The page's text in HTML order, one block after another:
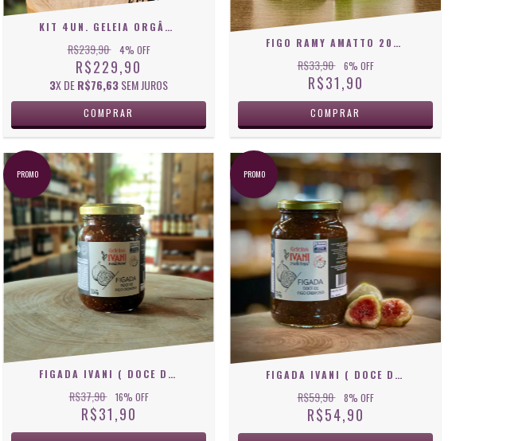
KIT 4UN. GELEIA ORGÂNICA DE FRAMBOESA COM LIMÃO SICILIANO 210 G
R$239,90 4% OFF
R$229,90
3X DER$76,63SEM JUROS
FIGO RAMY AMATTO 200G
R$33,90 6% OFF
R$31,90
PROMO
FIGADA IVANI ( DOCE DE FIGO) 320 G
R$37,90 16% OFF
R$31,90
PROMO
FIGADA IVANI ( DOCE DE FIGO ) 730G
R$59,90 8% OFF
R$54,90